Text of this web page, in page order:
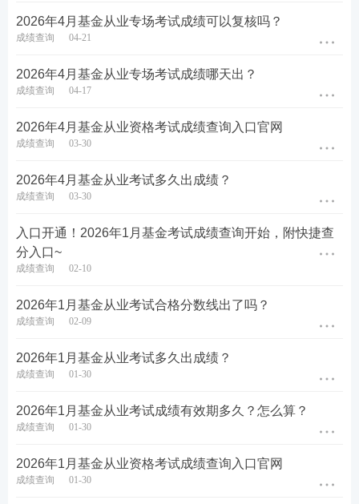
人礼包
】【知识库】
2026年4月基金从业专场考试成绩可以复核吗？
成绩查询 04-21
2026年4月基金从业专场考试成绩哪天出？
成绩查询 04-17
2026年4月基金从业资格考试成绩查询入口官网
成绩查询 03-30
2026年4月基金从业考试多久出成绩？
成绩查询 03-30
入口开通！2026年1月基金考试成绩查询开始，附快捷查
分入口~
成绩查询 02-10
2026年1月基金从业考试合格分数线出了吗？
成绩查询 02-09
2026年1月基金从业考试多久出成绩？
成绩查询 01-30
2026年1月基金从业考试成绩有效期多久？怎么算？
成绩查询 01-30
2026年1月基金从业资格考试成绩查询入口官网
成绩查询 01-30